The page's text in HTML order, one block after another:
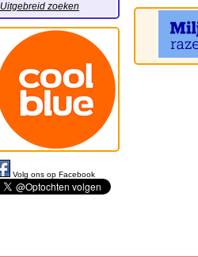
Uitgebreid zoeken
Volg ons op Facebook